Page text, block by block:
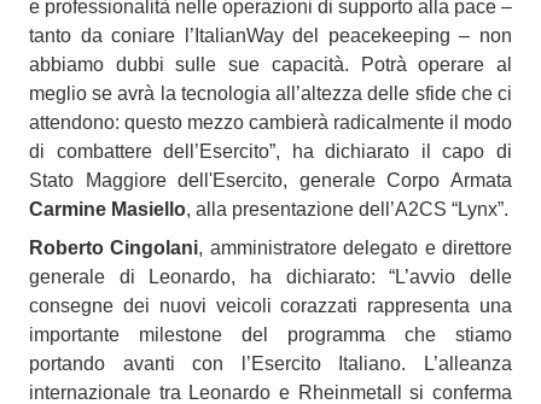
e professionalità nelle operazioni di supporto alla pace –
tanto da coniare l’ItalianWay del peacekeeping – non
abbiamo dubbi sulle sue capacità. Potrà operare al
meglio se avrà la tecnologia all’altezza delle sfide che ci
attendono: questo mezzo cambierà radicalmente il modo
di combattere dell’Esercito”, ha dichiarato il capo di
Stato Maggiore dell'Esercito, generale Corpo Armata
Carmine Masiello, alla presentazione dell’A2CS “Lynx”.
Roberto Cingolani, amministratore delegato e direttore
generale di Leonardo, ha dichiarato: “L’avvio delle
consegne dei nuovi veicoli corazzati rappresenta una
importante milestone del programma che stiamo
portando avanti con l’Esercito Italiano. L’alleanza
internazionale tra Leonardo e Rheinmetall si conferma